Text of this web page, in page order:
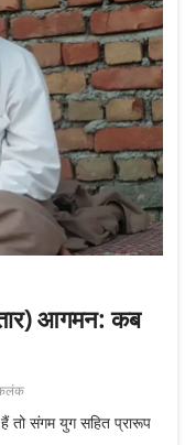
आगमन: कब
तो संगम युग सहित प्रारूप